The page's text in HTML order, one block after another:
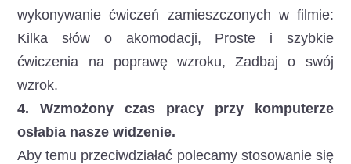
wykonywanie ćwiczeń zamieszczonych w filmie:
Kilka słów o akomodacji, Proste i szybkie
ćwiczenia na poprawę wzroku, Zadbaj o swój
wzrok.
4. Wzmożony czas pracy przy komputerze
osłabia nasze widzenie.
Aby temu przeciwdziałać polecamy stosowanie się